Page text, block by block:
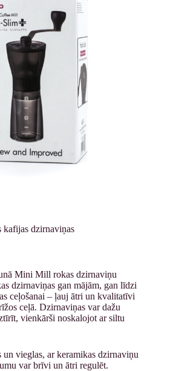
dzirnaviņas
Mini Mill rokas dzirnaviņu
dzirnaviņas gan mājām, gan līdzi
ceļošanai – ļauj ātri un kvalitatīvi
ceļā. Dzirnaviņas var dažu
vienkārši noskalojot ar siltu
vieglas, ar keramikas dzirnaviņu
var brīvi un ātri regulēt.